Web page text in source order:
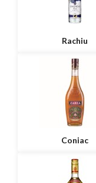
Rachiu
Coniac